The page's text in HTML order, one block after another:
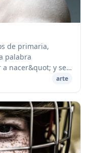
de primaria,
palabra
nacer&quot; y se
tanta inﬂuenc...arte